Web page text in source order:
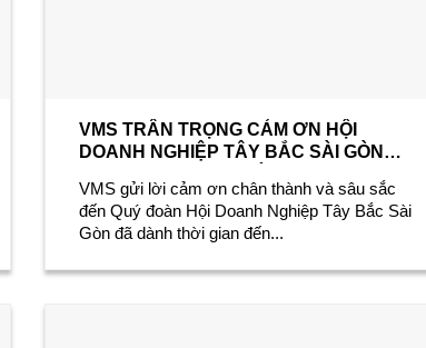
VMS TRÂN TRỌNG CẢM ƠN HỘI
DOANH NGHIỆP TÂY BẮC SÀI GÒN
BUSINESS TOUR THÁNG 6
VMS gửi lời cảm ơn chân thành và sâu sắc
đến Quý đoàn Hội Doanh Nghiệp Tây Bắc Sài
Gòn đã dành thời gian đến...